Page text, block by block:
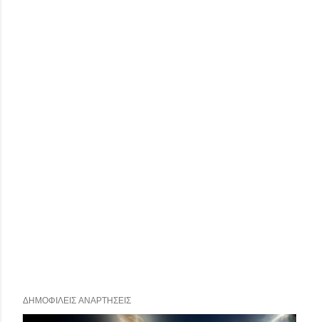
ΔΗΜΟΦΙΛΕΊΣ ΑΝΑΡΤΉΣΕΙΣ